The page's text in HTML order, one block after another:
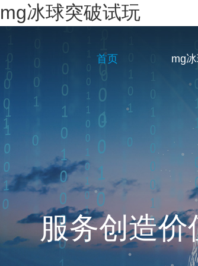
mg冰球突破试玩
首页 mg
一站式企业